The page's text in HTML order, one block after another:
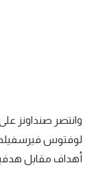
الدوري الإنجليزي
وانتصر صنداونز
لوفتوس فيرسفيلد
أهداف مقابل